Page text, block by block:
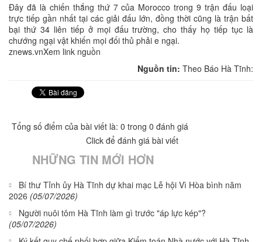
Đây đã là chiến thắng thứ 7 của Morocco trong 9 trận đấu loại
trực tiếp gần nhất tại các giải đấu lớn, đồng thời cũng là trận bất
bại thứ 34 liên tiếp ở mọi đấu trường, cho thấy họ tiếp tục là
chướng ngại vật khiến mọi đối thủ phải e ngại.
znews.vnXem link nguồn
Nguồn tin: Theo Báo Hà Tĩnh:
Tổng số điểm của bài viết là: 0 trong 0 đánh giá
Click để đánh giá bài viết
NHỮNG TIN MỚI HƠN
Bí thư Tỉnh ủy Hà Tĩnh dự khai mạc Lễ hội Vì Hòa bình năm
2026 (05/07/2026)
Người nuôi tôm Hà Tĩnh làm gì trước "áp lực kép"?
(05/07/2026)